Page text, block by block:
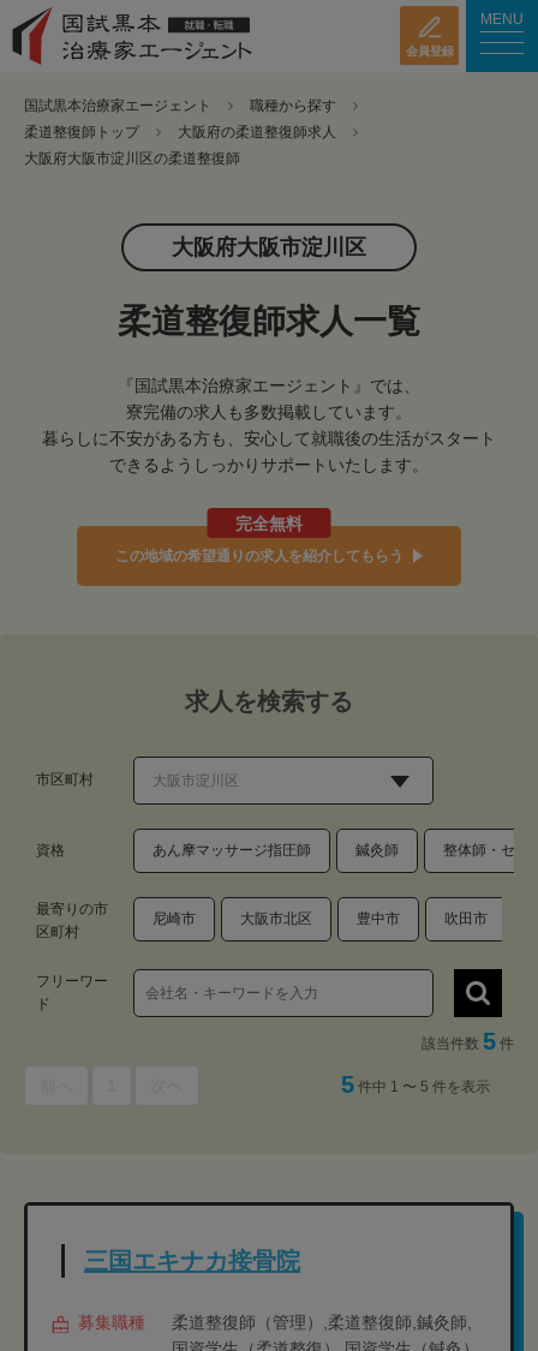
会員登録
MENU
国試黒本治療家エージェント
職種から探す
柔道整復師トップ
大阪府の柔道整復師求人
大阪府大阪市淀川区の柔道整復師
大阪府大阪市淀川区
柔道整復師求人一覧
『国試黒本治療家エージェント』では、
寮完備の求人も多数掲載しています。
暮らしに不安がある方も、安心して就職後の生活がスタート
できるようしっかりサポートいたします。
完全無料
この地域の希望通りの求人を紹介してもらう
求人を検索する
市区町村
資格 あん摩マッサージ指圧師 鍼灸師 整体師・セラ
最寄りの市
区町村
尼崎市 大阪市北区 豊中市 吹田市
フリーワー
ド
該当件数 5 件
5 件中 1 〜 5 件を表示
三国エキナカ接骨院
募集職種
柔道整復師（管理）,柔道整復師,鍼灸師,